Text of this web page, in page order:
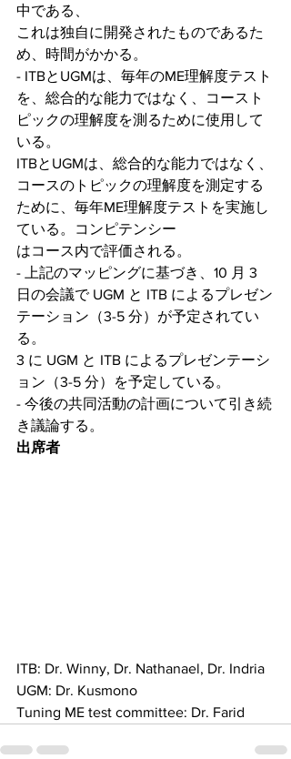
中である、
これは独自に開発されたものであるた
め、時間がかかる。
- ITBとUGMは、毎年のME理解度テスト
を、総合的な能力ではなく、コースト
ピックの理解度を測るために使用して
いる。
ITBとUGMは、総合的な能力ではなく、
コースのトピックの理解度を測定する
ために、毎年ME理解度テストを実施し
ている。コンピテンシー
はコース内で評価される。
- 上記のマッピングに基づき、10 月 3
日の会議で UGM と ITB によるプレゼン
テーション（3-5 分）が予定されてい
る。
3 に UGM と ITB によるプレゼンテーシ
ョン（3-5 分）を予定している。
- 今後の共同活動の計画について引き続
き議論する。
出席者
ITB: Dr. Winny, Dr. Nathanael, Dr. Indria
UGM: Dr. Kusmono
Tuning ME test committee: Dr. Farid